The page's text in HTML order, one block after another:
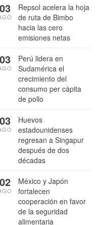
Repsol acelera la hoja
de ruta de Bimbo
hacia las cero
emisiones netas
03
Perú lidera en
Sudamérica el
crecimiento del
consumo per cápita
de pollo
03
Huevos
estadounidenses
regresan a Singapur
después de dos
décadas
03
México y Japón
fortalecen
cooperación en favor
de la seguridad
alimentaria
02